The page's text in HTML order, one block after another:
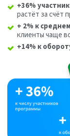
+36%
растёт за счёт
+ 2% к
клиенты чаще
+14% к